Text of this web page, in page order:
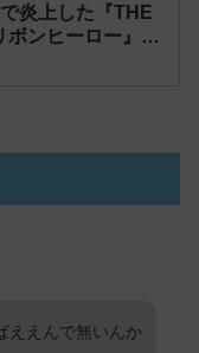
炎上した『THE
ボンヒーロー』に
・でびる」が出
ええんで無いんか